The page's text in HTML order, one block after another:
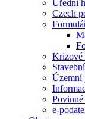
Úřední
Czech
Krizové
Územní
e-